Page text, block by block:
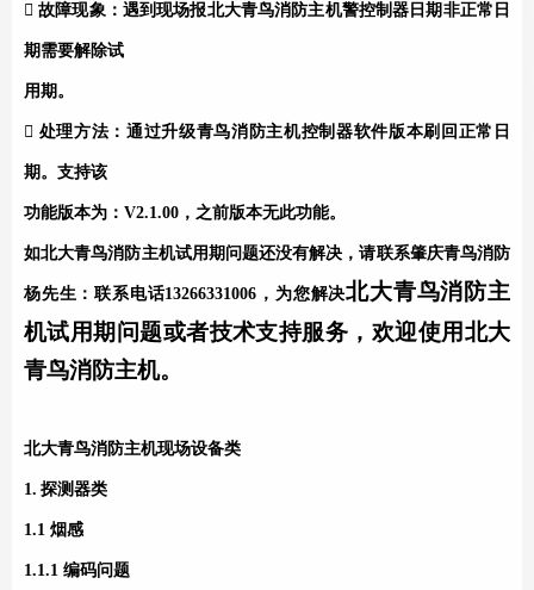
故障现象：遇到现场报北大青鸟消防主机警控制器日期非正常日
期需要解除试
用期。
 处理方法：通过升级青鸟消防主机控制器软件版本刷回正常日
期。支持该
功能版本为：V2.1.00，之前版本无此功能。
如北大青鸟消防主机试用期问题还没有解决，请联系肇庆青鸟消防
杨先生：联系电话13266331006，为您解决北大青鸟消防主
机试用期问题或者技术支持服务，欢迎使用北大
青鸟消防主机。
北大青鸟消防主机现场设备类
1. 探测器类
1.1 烟感
1.1.1 编码问题